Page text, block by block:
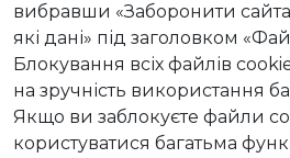
вибравши «Заборонити
які дані» під заголовком
Блокування всіх файлів
на зручність використання
Якщо ви заблокуєте файли
користуватися багатьма